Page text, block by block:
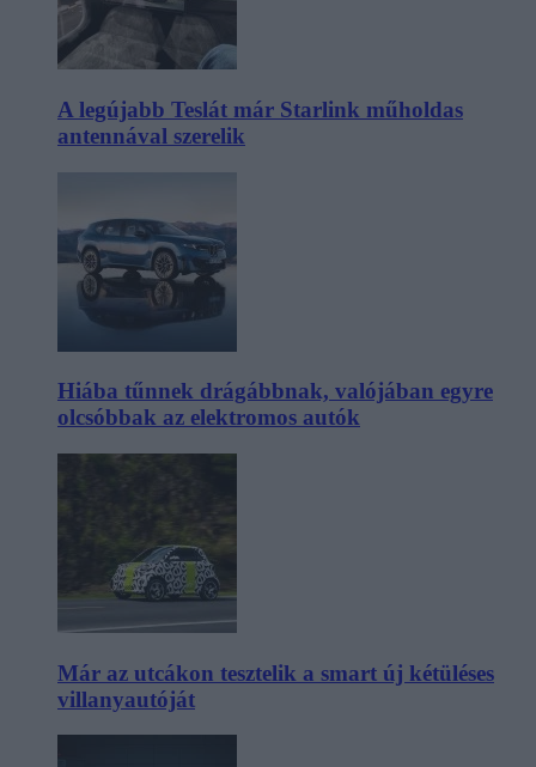
A legújabb Teslát már Starlink műholdas
antennával szerelik
Hiába tűnnek drágábbnak, valójában egyre
olcsóbbak az elektromos autók
Már az utcákon tesztelik a smart új kétüléses
villanyautóját